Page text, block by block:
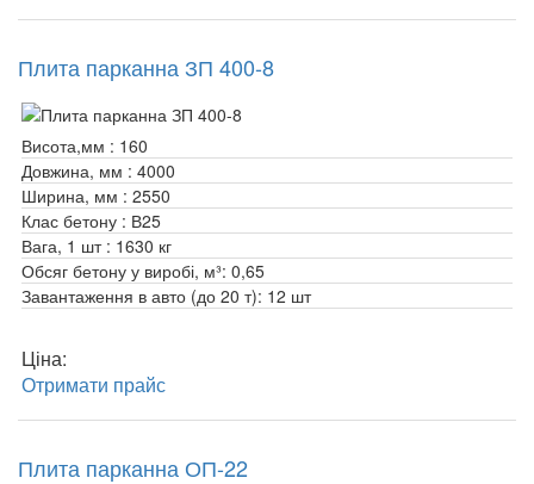
Плита парканна ЗП 400-8
Висота,мм : 160
Довжина, мм : 4000
Ширина, мм : 2550
Клас бетону : В25
Вага, 1 шт : 1630 кг
Обсяг бетону у виробі, м³: 0,65
Завантаження в авто (до 20 т): 12 шт
Ціна:
Отримати прайс
Плита парканна ОП-22